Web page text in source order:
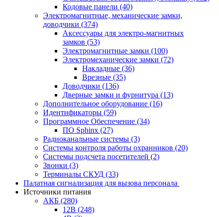
Кодовые панели (40)
Электромагнитные, механические замки,
доводчики (374)
Аксессуары для электро-магнитных
замков (53)
Электромагнитные замки (100)
Электромеханические замки (72)
Накладные (36)
Врезные (35)
Доводчики (136)
Дверные замки и фурнитура (13)
Дополнительное оборудование (16)
Идентификаторы (59)
Программное Обеспечение (34)
ПО Sphinx (27)
Радиоканальные системы (3)
Системы контроля работы охранников (20)
Системы подсчета посетителей (2)
Звонки (3)
Терминалы СКУД (33)
Палатная сигнализация для вызова персонала
Источники питания
АКБ (280)
12В (248)